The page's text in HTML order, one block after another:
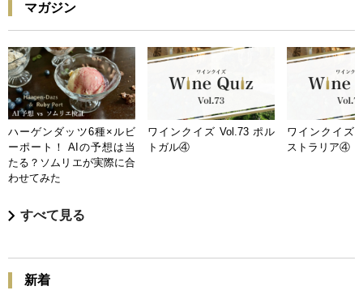
マガジン
ハーゲンダッツ6種×ルビ
ーポート！ AIの予想は当
たる？ソムリエが実際に合
わせてみた
ワインクイズ Vol.73 ポル
トガル④
ワインクイズ
ストラリア④
すべて見る
新着